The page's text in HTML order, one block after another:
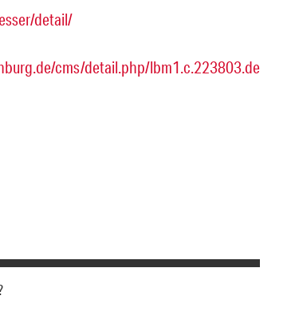
detail/
cms/detail.php/lbm1.c.223803.de